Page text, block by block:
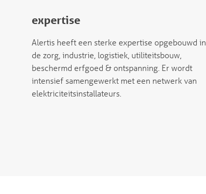
expertise
Alertis heeft een sterke expertise opgebouwd in
de zorg, industrie, logistiek, utiliteitsbouw,
beschermd erfgoed & ontspanning. Er wordt
intensief samengewerkt met een netwerk van
elektriciteitsinstallateurs.